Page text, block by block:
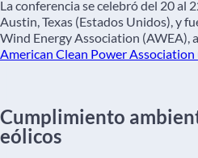
La conferencia se celebró del 20 al
Austin, Texas (Estados Unidos), y
Wind Energy Association (AWEA),
American Clean Power Association
Cumplimiento
eólicos